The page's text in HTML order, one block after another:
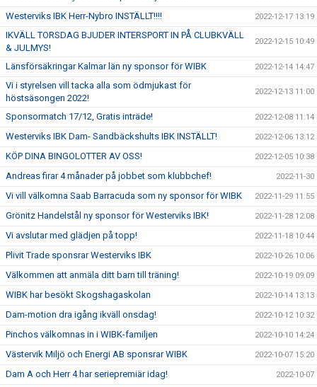
Westerviks IBK Herr-Nybro INSTÄLLT!!!! 2022-12-17 13:19
IKVÄLL TORSDAG BJUDER INTERSPORT IN PÅ CLUBKVÄLL
& JULMYS!
2022-12-15 10:49
Länsförsäkringar Kalmar län ny sponsor för WIBK 2022-12-14 14:47
Vi i styrelsen vill tacka alla som ödmjukast för
höstsäsongen 2022!
2022-12-13 11:00
Sponsormatch 17/12, Gratis inträde! 2022-12-08 11:14
Westerviks IBK Dam- Sandbäckshults IBK INSTÄLLT! 2022-12-06 13:12
KÖP DINA BINGOLOTTER AV OSS! 2022-12-05 10:38
Andreas firar 4 månader på jobbet som klubbchef! 2022-11-30
Vi vill välkomna Saab Barracuda som ny sponsor för WIBK 2022-11-29 11:55
Grönitz Handelstål ny sponsor för Westerviks IBK! 2022-11-28 12:08
Vi avslutar med glädjen på topp! 2022-11-18 10:44
Plivit Trade sponsrar Westerviks IBK 2022-10-26 10:06
Välkommen att anmäla ditt barn till träning! 2022-10-19 09:09
WIBK har besökt Skogshagaskolan 2022-10-14 13:13
Dam-motion dra igång ikväll onsdag! 2022-10-12 10:32
Pinchos välkomnas in i WIBK-familjen 2022-10-10 14:24
Västervik Miljö och Energi AB sponsrar WIBK 2022-10-07 15:20
Dam A och Herr 4 har seriepremiär idag! 2022-10-07